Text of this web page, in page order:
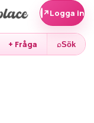
+ Fråga ⌕Sök
↗Logga in